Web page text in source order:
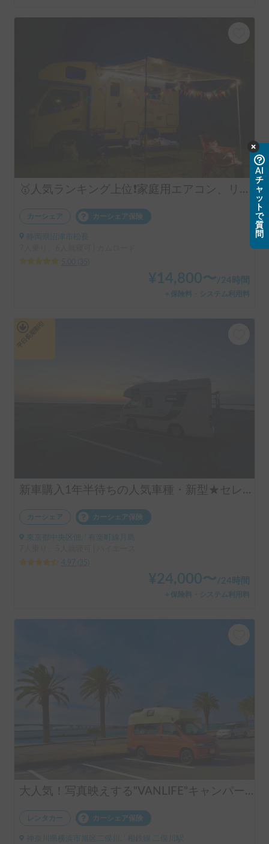
🥇人気ランキング上位❗️家庭用エアコン、リチウムバッテリー、キッチン設備有り！事前見学ok!フル装備のキャンピングカー‼️
カーシェア カーシェア保険
5.00
35
¥ 14,800〜 /24時間
＋保険料・システム利用料
新車購入1年半待ちの人気車種・新型★セレンゲティ525（4WD）★で絶好のアウトドアシーズンを楽しもう！
カーシェア カーシェア保険
東京都中央区佃, ' 有楽町線月島
4.97
35
¥24,000〜/24時間
＋保険料・システム利用料
大人気！写真映えする"VANLIFE"キャンパー「モビゴン」🍊
レンタカー カーシェア保険
神奈川県横浜市旭区二俣川, ' 相鉄線 二俣川駅
AI
チ
ャ
ッ
ト
で
質
問